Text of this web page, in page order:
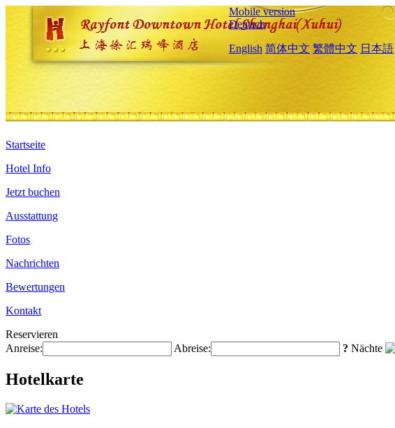
Mobile version
Deutsch
English 简体中文 繁體中文 日本語
Startseite
Hotel Info
Jetzt buchen
Ausstattung
Fotos
Nachrichten
Bewertungen
Kontakt
Reservieren
Anreise:
Abreise: ? Nächte
Hotelkarte